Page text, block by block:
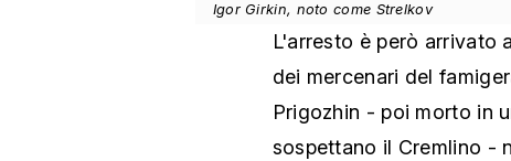
Igor Girkin, noto come Strelkov
L'arresto è però arrivato
dei mercenari del
Prigozhin - poi morto in
sospettano il Cremlino -